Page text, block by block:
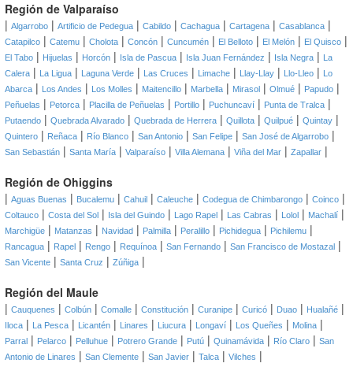
Región de Valparaíso
| Algarrobo | Artificio de Pedegua | Cabildo | Cachagua | Cartagena | Casablanca |
Catapilco | Catemu | Cholota | Concón | Cuncumén | El Belloto | El Melón | El Quisco |
El Tabo | Hijuelas | Horcón | Isla de Pascua | Isla Juan Fernández | Isla Negra |
La
Calera | La Ligua | Laguna Verde | Las Cruces | Limache | Llay-Llay | Llo-Lleo |
Lo
Abarca | Los Andes | Los Molles | Maitencillo | Marbella | Mirasol | Olmué | Papudo |
Peñuelas | Petorca | Placilla de Peñuelas | Portillo | Puchuncaví | Punta de Tralca |
Putaendo | Quebrada Alvarado | Quebrada de Herrera | Quillota | Quilpué | Quintay |
Quintero | Reñaca | Río Blanco | San Antonio | San Felipe | San José de Algarrobo |
San Sebastián | Santa María | Valparaíso | Villa Alemana | Viña del Mar | Zapallar |
Región de Ohiggins
| Aguas Buenas | Bucalemu | Cahuil | Caleuche | Codegua de Chimbarongo | Coinco |
Coltauco | Costa del Sol | Isla del Guindo | Lago Rapel | Las Cabras | Lolol | Machalí |
Marchigüe | Matanzas | Navidad | Palmilla | Peralillo | Pichidegua | Pichilemu |
Rancagua | Rapel | Rengo | Requínoa | San Fernando | San Francisco de Mostazal |
San Vicente | Santa Cruz | Zúñiga |
Región del Maule
| Cauquenes | Colbún | Comalle | Constitución | Curanipe | Curicó | Duao | Hualañé |
Iloca | La Pesca | Licantén | Linares | Liucura | Longaví | Los Queñes | Molina |
Parral | Pelarco | Pelluhue | Potrero Grande | Putú | Quinamávida | Río Claro | San
Antonio de Linares | San Clemente | San Javier | Talca | Vilches |